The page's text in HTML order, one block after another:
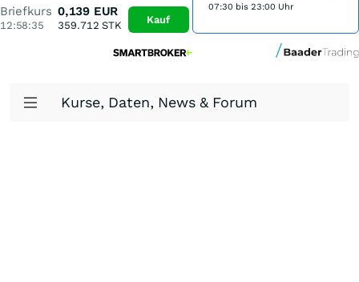
Briefkurs
12:58:35
0,139 EUR
359.712 STK Kauf
07:30 bis 23:00 Uhr
Kurse, Daten, News & Forum